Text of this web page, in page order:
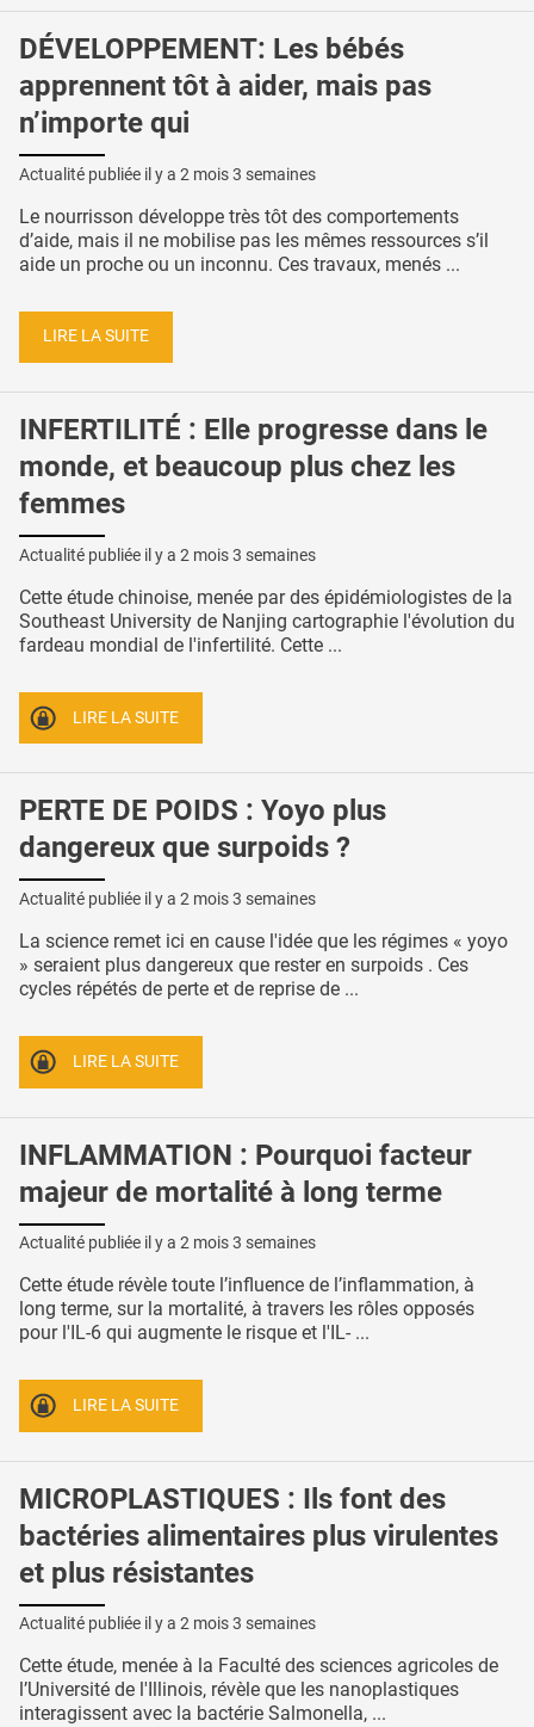
DÉVELOPPEMENT: Les bébés
apprennent tôt à aider, mais pas
n’importe qui
Actualité publiée il y a 2 mois 3 semaines
Le nourrisson développe très tôt des comportements
d’aide, mais il ne mobilise pas les mêmes ressources s’il
aide un proche ou un inconnu. Ces travaux, menés ...
LIRE LA SUITE
INFERTILITÉ : Elle progresse dans le
monde, et beaucoup plus chez les
femmes
Actualité publiée il y a 2 mois 3 semaines
Cette étude chinoise, menée par des épidémiologistes de la
Southeast University de Nanjing cartographie l'évolution du
fardeau mondial de l'infertilité. Cette ...
LIRE LA SUITE
PERTE DE POIDS : Yoyo plus
dangereux que surpoids ?
Actualité publiée il y a 2 mois 3 semaines
La science remet ici en cause l'idée que les régimes « yoyo
» seraient plus dangereux que rester en surpoids . Ces
cycles répétés de perte et de reprise de ...
LIRE LA SUITE
INFLAMMATION : Pourquoi facteur
majeur de mortalité à long terme
Actualité publiée il y a 2 mois 3 semaines
Cette étude révèle toute l’influence de l’inflammation, à
long terme, sur la mortalité, à travers les rôles opposés
pour l'IL-6 qui augmente le risque et l'IL- ...
LIRE LA SUITE
MICROPLASTIQUES : Ils font des
bactéries alimentaires plus virulentes
et plus résistantes
Actualité publiée il y a 2 mois 3 semaines
Cette étude, menée à la Faculté des sciences agricoles de
l’Université de l'Illinois, révèle que les nanoplastiques
interagissent avec la bactérie Salmonella, ...